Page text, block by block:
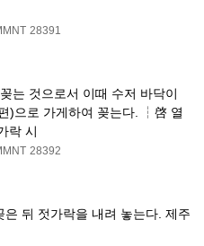
28391
는 것으로서 이때 수저 바닥이
)으로 가게하여 꽂는다. ┆啓 열
락 시
28392
뒤 젓가락을 내려 놓는다. 제주